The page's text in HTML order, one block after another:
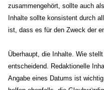
zusammengehört, sollte auch
Inhalte sollte konsistent durch
ist, dass es für den Zweck der
Überhaupt, die Inhalte. Wie
entscheidend. Redaktionelle
Angabe eines Datums ist